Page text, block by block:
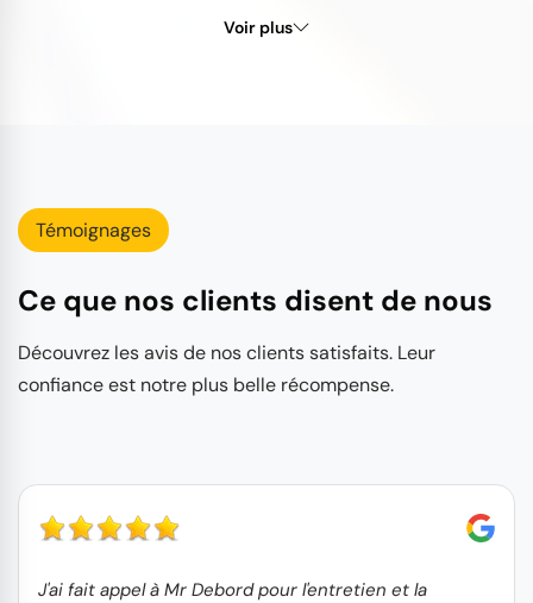
Voir plus
Témoignages
Ce que nos clients disent de nous
Découvrez les avis de nos clients satisfaits. Leur
confiance est notre plus belle récompense.
J'ai fait appel à Mr Debord pour l'entretien et la